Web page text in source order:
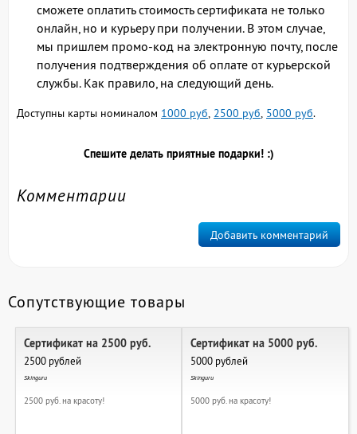
сможете оплатить стоимость сертификата не только
онлайн, но и курьеру при получении. В этом случае,
мы пришлем промо-код на электронную почту, после
получения подтверждения об оплате от курьерской
службы. Как правило, на следующий день.
Доступны карты номиналом 1000 руб, 2500 руб, 5000 руб.
Спешите делать приятные подарки! :)
Комментарии
Добавить комментарий
Сопутствующие товары
Сертификат на 2500 руб.
2500 рублей
Skinguru
2500 руб. на красоту!
Сертификат на 5000 руб.
5000 рублей
Skinguru
5000 руб. на красоту!